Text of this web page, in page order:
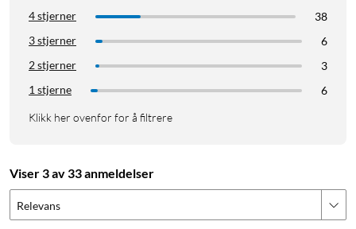
I pakken
1 × USB-C-hurtiglader
4 stjerner
38
3 stjerner
6
2 stjerner
3
1 stjerne
6
Klikk her ovenfor for å filtrere
Viser 3 av 33 anmeldelser
Relevans